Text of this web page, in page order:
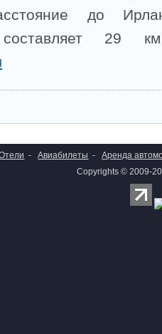
до
составляет 29
- Авиабилеты -
Аренда
Copyrights © 2009-